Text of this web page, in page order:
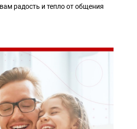
радость и тепло от общения